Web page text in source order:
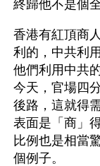
終歸他不是個
香港有紅頂商
利的，中共利
他們利用中共
今天，官場四
後路，這就得
表面是「商」
比例也是相當
個例子。